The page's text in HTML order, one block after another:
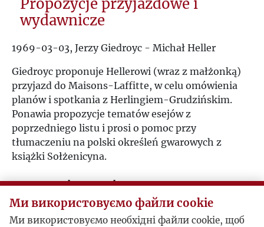
wydawnicze
1969-03-03, Jerzy Giedroyc - Michał Heller
Giedroyc proponuje Hellerowi (wraz z małżonką)
przyjazd do Maisons-Laffitte, w celu omówienia
planów i spotkania z Herlingiem-Grudzińskim.
Ponawia propozycje tematów esejów z
poprzedniego listu i prosi o pomoc przy
tłumaczeniu na polski określeń gwarowych z
książki Sołżenicyna.
Postacie powiązane
Bohater: Gustaw Herling-Grudziński
Ми використовуємо файли cookie
Ми використовуємо необхідні файли cookie, щоб